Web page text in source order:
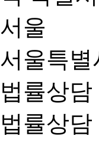
서울특별
법률상
법률상담